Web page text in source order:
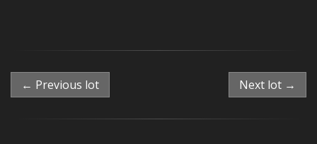
← Previous lot Next lot →